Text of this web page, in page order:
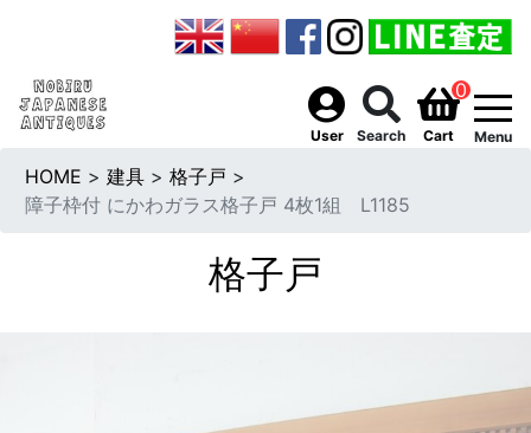
User Search
0
Cart Menu
HOME > 建具 > 格子戸 >
障子枠付 にかわガラス格子戸 4枚1組 L1185
格子戸